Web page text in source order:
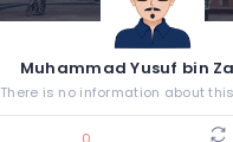
Muhammad Yusuf bin
There is no information about